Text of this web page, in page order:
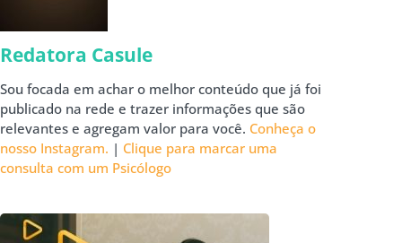
Redatora Casule
Sou focada em achar o melhor conteúdo que já foi
publicado na rede e trazer informações que são
relevantes e agregam valor para você. Conheça o
nosso Instagram. | Clique para marcar uma
consulta com um Psicólogo